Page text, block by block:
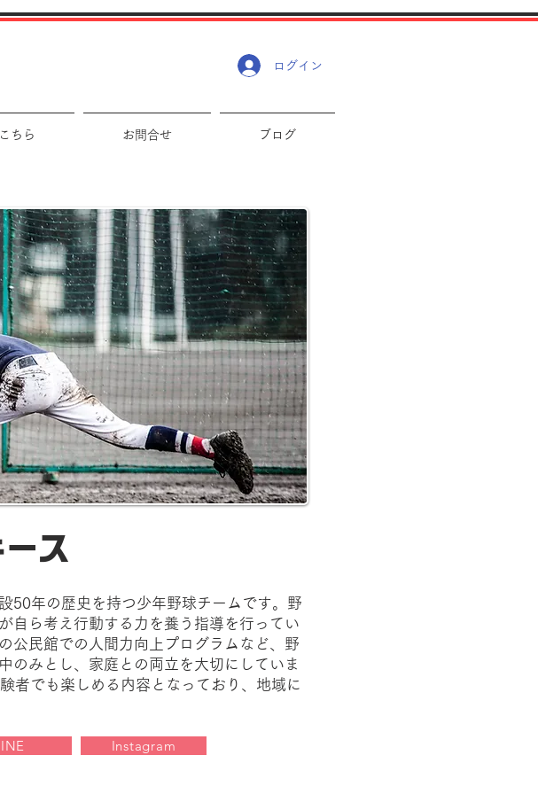
ログイン
ちら お問合せ ブログ
ス
50年の歴史を持つ少年野球チームです。​野
自ら考え行動する力を養う指導を行ってい
公民館での人間力向上プログラムなど、野
のみとし、家庭との両立を大切にしていま
者でも楽しめる内容となっており、地域に
Instagram